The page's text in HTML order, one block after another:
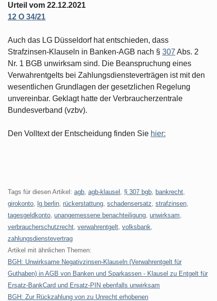
Urteil vom 22.12.2021
12 O 34/21
Auch das LG Düsseldorf hat entschieden, dass
Strafzinsen-Klauseln in Banken-AGB nach § 307 Abs. 2
Nr. 1 BGB unwirksam sind. Die Beanspruchung eines
Verwahrentgelts bei Zahlungsdiensteverträgen ist mit den
wesentlichen Grundlagen der gesetzlichen Regelung
unvereinbar. Geklagt hatte der Verbraucherzentrale
Bundesverband (vzbv).
Den Volltext der Entscheidung finden Sie hier:
Tags für diesen Artikel: agb agb-klausel § 307 bgb bankrecht
girokonto
lg berlin rückerstattung schadensersatz strafzinsen
tagesgeldkonto unangemessene benachteiligung unwirksam
verbraucherschutzrecht verwahrentgelt volksbank
zahlungsdienstevertrag
Artikel mit ähnlichen Themen:
BGH: Unwirksame Negativzinsen-Klauseln (Verwahrentgelt für
Guthaben) in AGB von Banken und Sparkassen - Klausel zu Entgelt für
Ersatz-BankCard und Ersatz-PIN ebenfalls unwirksam
BGH: Zur Rückzahlung von zu Unrecht erhobenen